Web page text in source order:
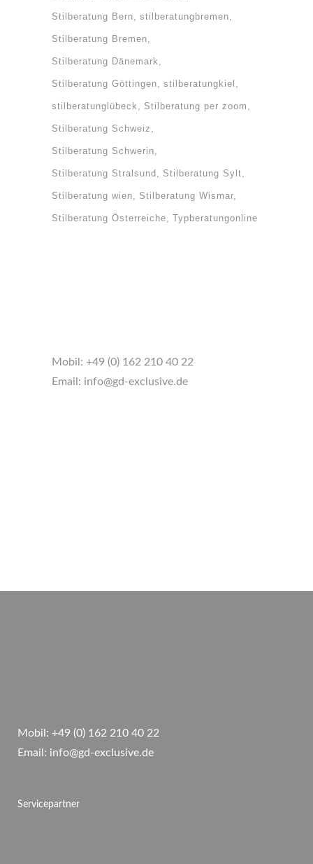
Stilberatung Bern stilberatungbremen
Stilberatung Bremen
Stilberatung Dänemark
Stilberatung Göttingen stilberatungkiel
stilberatunglübeck Stilberatung per zoom
Stilberatung Schweiz
Stilberatung Schwerin
Stilberatung Stralsund Stilberatung Sylt
Stilberatung wien Stilberatung Wismar
Stilberatung Österreiche Typberatungonline
Mobil: +49 (0) 162 210 40 22
Email: info@gd-exclusive.de
Mobil: +49 (0) 162 210 40 22
Email: info@gd-exclusive.de
Servicepartner